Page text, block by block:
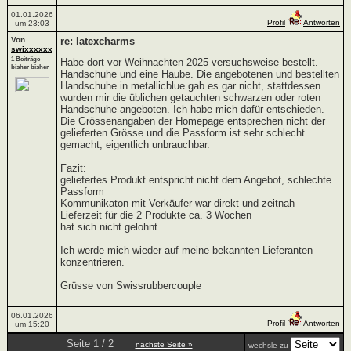
01.01.2026
um 23:03
Profil
Antworten
Von
swixxxxxx
1 Beiträge
bisher bisher
re: latexcharms
Habe dort vor Weihnachten 2025 versuchsweise bestellt.
Handschuhe und eine Haube. Die angebotenen und bestellten
Handschuhe in metallicblue gab es gar nicht, stattdessen
wurden mir die üblichen getauchten schwarzen oder roten
Handschuhe angeboten. Ich habe mich dafür entschieden.
Die Grössenangaben der Homepage entsprechen nicht der
gelieferten Grösse und die Passform ist sehr schlecht
gemacht, eigentlich unbrauchbar.
Fazit:
geliefertes Produkt entspricht nicht dem Angebot, schlechte
Passform
Kommunikaton mit Verkäufer war direkt und zeitnah
Lieferzeit für die 2 Produkte ca. 3 Wochen
hat sich nicht gelohnt
Ich werde mich wieder auf meine bekannten Lieferanten
konzentrieren.
Grüsse von Swissrubbercouple
06.01.2026
um 15:20
Profil Antworten
Seite 1 / 2 nächste Seite » wechsle zu